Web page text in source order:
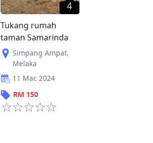
4
Tukang rumah
taman Samarinda
Simpang Ampat,
Melaka
11 Mac 2024
RM 150